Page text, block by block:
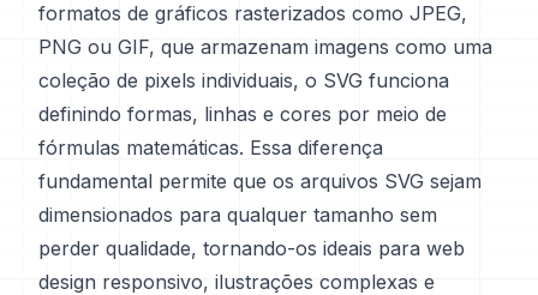
formatos de gráficos rasterizados como JPEG,
PNG ou GIF, que armazenam imagens como uma
coleção de pixels individuais, o SVG funciona
definindo formas, linhas e cores por meio de
fórmulas matemáticas. Essa diferença
fundamental permite que os arquivos SVG sejam
dimensionados para qualquer tamanho sem
perder qualidade, tornando-os ideais para web
design responsivo, ilustrações complexas e